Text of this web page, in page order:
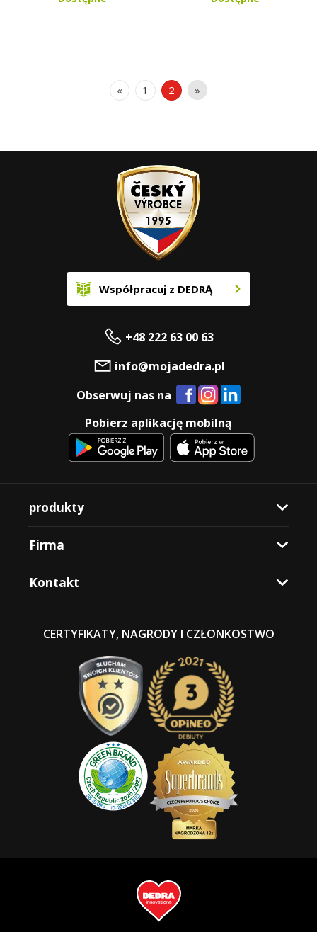
« 1 2 »
Współpracuj z DEDRĄ
+48 222 63 00 63
info@mojadedra.pl
Obserwuj nas na
Pobierz aplikację mobilną
produkty
Firma
Kontakt
CERTYFIKATY, NAGRODY I CZŁONKOSTWO